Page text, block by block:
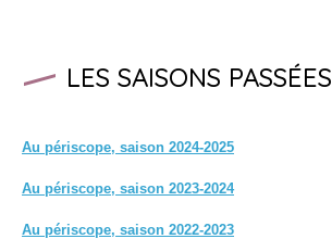
LES SAISONS PASSÉES
Au périscope, saison 2024-2025
Au périscope, saison 2023-2024
Au périscope, saison 2022-2023